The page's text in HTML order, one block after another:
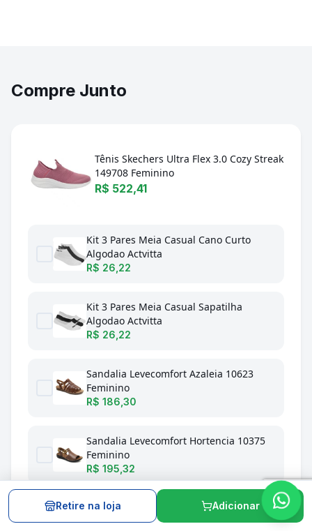
Compre Junto
Tênis Skechers Ultra Flex 3.0 Cozy Streak
149708 Feminino
R$ 522,41
Kit 3 Pares Meia Casual Cano Curto
Algodao Actvitta
R$ 26,22
Kit 3 Pares Meia Casual Sapatilha
Algodao Actvitta
R$ 26,22
Sandalia Levecomfort Azaleia 10623
Feminino
R$ 186,30
Sandalia Levecomfort Hortencia 10375
Feminino
R$ 195,32
Sandalia Levecomfort Lirio 10273
Feminino
Retire na loja Adicionar